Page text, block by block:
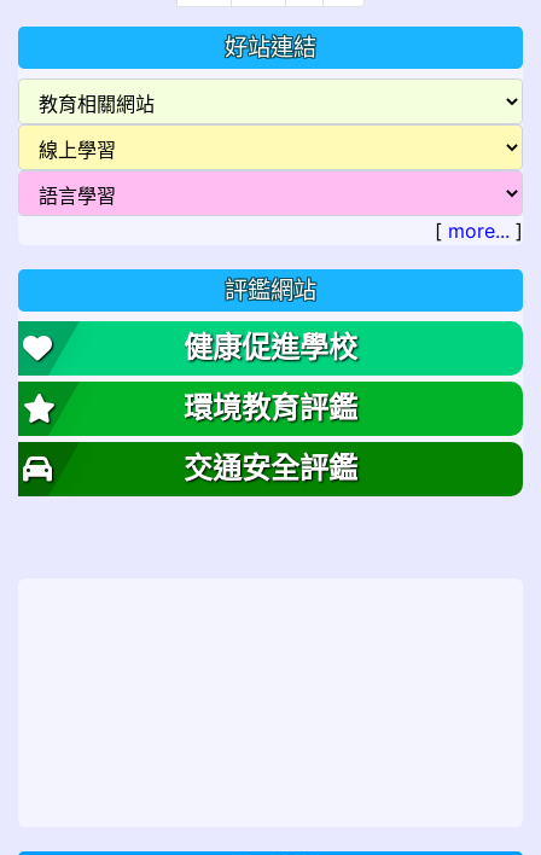
好站連結
[ more... ]
評鑑網站
健康促進學校
環境教育評鑑
交通安全評鑑